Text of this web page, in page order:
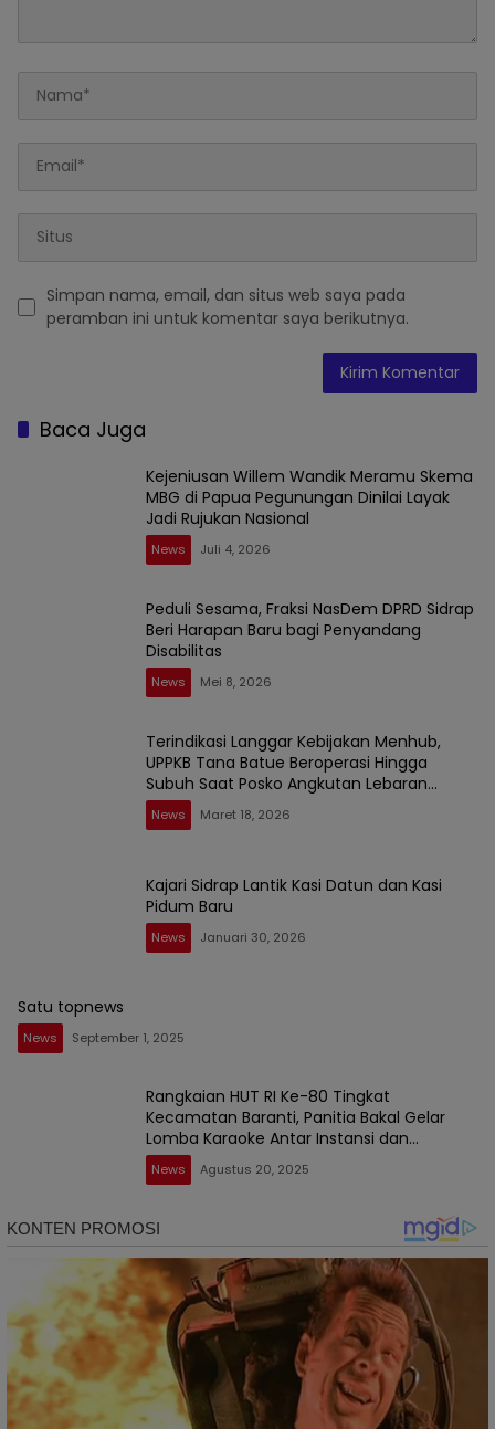
Simpan nama, email, dan situs web saya pada
peramban ini untuk komentar saya berikutnya.
Baca Juga
Kejeniusan Willem Wandik Meramu Skema
MBG di Papua Pegunungan Dinilai Layak
Jadi Rujukan Nasional
News Juli 4, 2026
Peduli Sesama, Fraksi NasDem DPRD Sidrap
Beri Harapan Baru bagi Penyandang
Disabilitas
News Mei 8, 2026
Terindikasi Langgar Kebijakan Menhub,
UPPKB Tana Batue Beroperasi Hingga
Subuh Saat Posko Angkutan Lebaran
Berlangsung
News Maret 18, 2026
Kajari Sidrap Lantik Kasi Datun dan Kasi
Pidum Baru
News Januari 30, 2026
Satu topnews
News September 1, 2025
Rangkaian HUT RI Ke-80 Tingkat
Kecamatan Baranti, Panitia Bakal Gelar
Lomba Karaoke Antar Instansi dan
Masyarakat
News Agustus 20, 2025